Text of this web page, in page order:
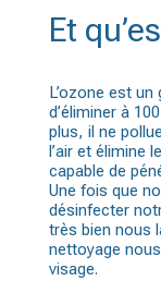
Et
L’ozone est
d’éliminer à
plus, il ne
l’air et élimine
capable de
Une fois que
désinfecter
très bien nous
nettoyage
visage.